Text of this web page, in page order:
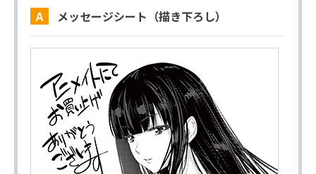
A メッセージシート（描き下ろし）